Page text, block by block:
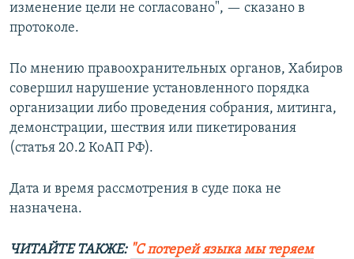
изменение цели не согласовано", — сказано в
протоколе.
По мнению правоохранительных органов, Хабиров
совершил нарушение установленного порядка
организации либо проведения собрания, митинга,
демонстрации, шествия или пикетирования
(статья 20.2 КоАП РФ).
Дата и время рассмотрения в суде пока не
назначена.
ЧИТАЙТЕ ТАКЖЕ: "С потерей языка мы теряем